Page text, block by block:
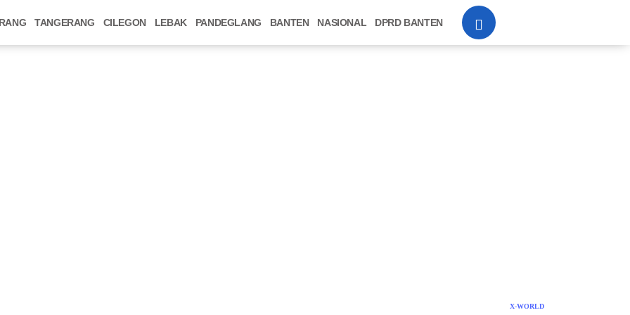
TANGERANG CILEGON LEBAK PANDEGLANG BANTEN NASIONAL DPRD BANTEN
X-WORLD